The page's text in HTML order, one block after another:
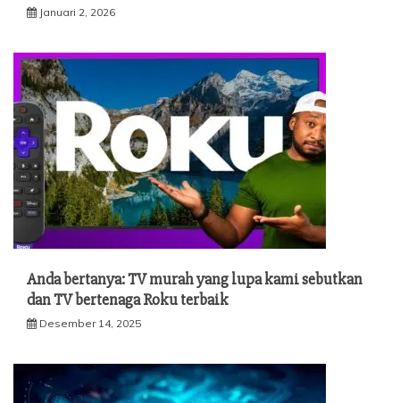
Januari 2, 2026
Anda bertanya: TV murah yang lupa kami sebutkan
dan TV bertenaga Roku terbaik
Desember 14, 2025